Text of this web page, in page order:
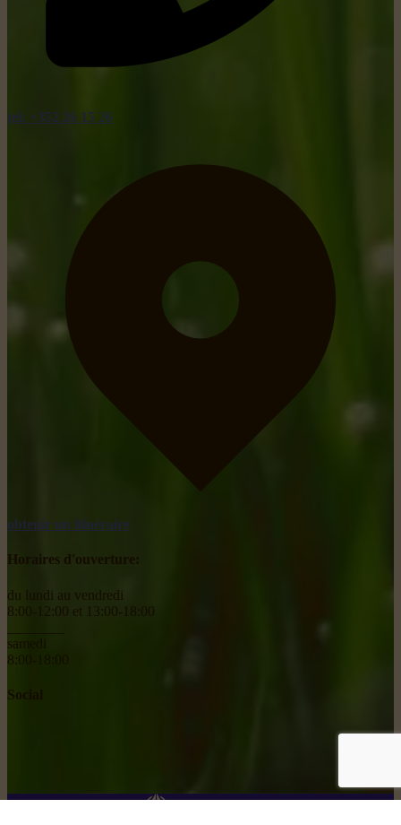
tel: +352 26 15 26
obtenir un itinéraire
Horaires d'ouverture:
du lundi au vendredi
8:00-12:00 et 13:00-18:00
samedi
8:00-18:00
Social